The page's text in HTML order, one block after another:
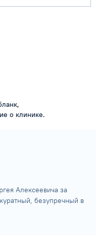
о клинике.
Алексеевича за
безупречный в